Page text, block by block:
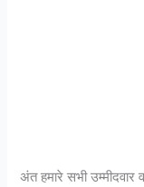
अंत हमारे सभी